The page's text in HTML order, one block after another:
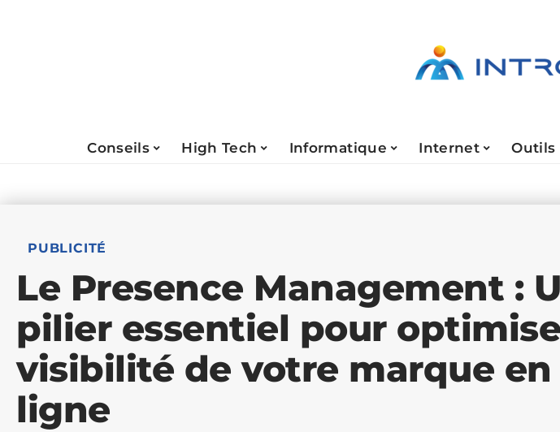
Conseils High Tech Informatique Internet Outils
PUBLICITÉ
Le Presence Management :
pilier essentiel pour
visibilité de votre marque en
ligne